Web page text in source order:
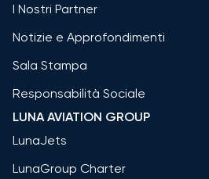
I Nostri Partner
Notizie e Approfondimenti
Sala Stampa
Responsabilità Sociale
LUNA AVIATION GROUP
LunaJets
LunaGroup Charter